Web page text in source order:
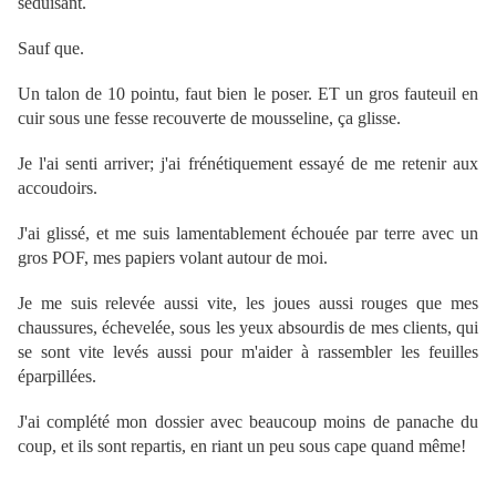
Sauf que.
Un talon de 10 pointu, faut bien le poser. ET un gros fauteuil en
cuir sous une fesse recouverte de mousseline, ça glisse.
Je l'ai senti arriver; j'ai frénétiquement essayé de me retenir aux
accoudoirs.
J'ai glissé, et me suis lamentablement échouée par terre avec un
gros POF, mes papiers volant autour de moi.
Je me suis relevée aussi vite, les joues aussi rouges que mes
chaussures, échevelée, sous les yeux absourdis de mes clients, qui
se sont vite levés aussi pour m'aider à rassembler les feuilles
éparpillées.
J'ai complété mon dossier avec beaucoup moins de panache du
coup, et ils sont repartis, en riant un peu sous cape quand même!